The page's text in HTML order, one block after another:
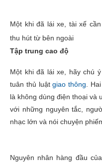
Một khi đã lái xe, tài xế
thu hút từ bên ngoài
Tập trung cao độ
Một khi đã lái xe, hãy chú
tuân thủ luậtgiao thông .
là không dùng điện thoại và
với những nguyên tắc,
nhạc lớn và nói chuyện
Nguyên nhân hàng đầu